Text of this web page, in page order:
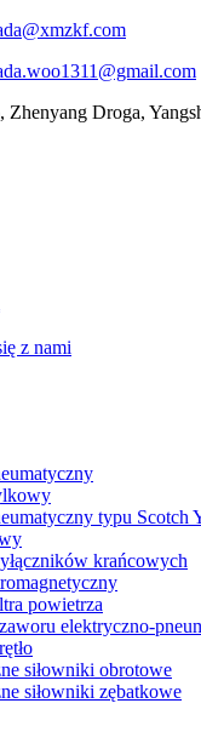
Zhenyang Droga,
z nami
typu Scotch
krańcowych
powietrza
elektryczno-
siłowniki obrotowe
siłowniki zębatkowe